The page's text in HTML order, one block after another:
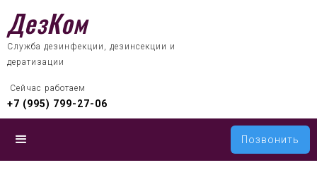
ДезКом
Служба дезинфекции, дезинсекции и
дератизации
Сейчас работаем
+7 (995) 799-27-06
Позвонить